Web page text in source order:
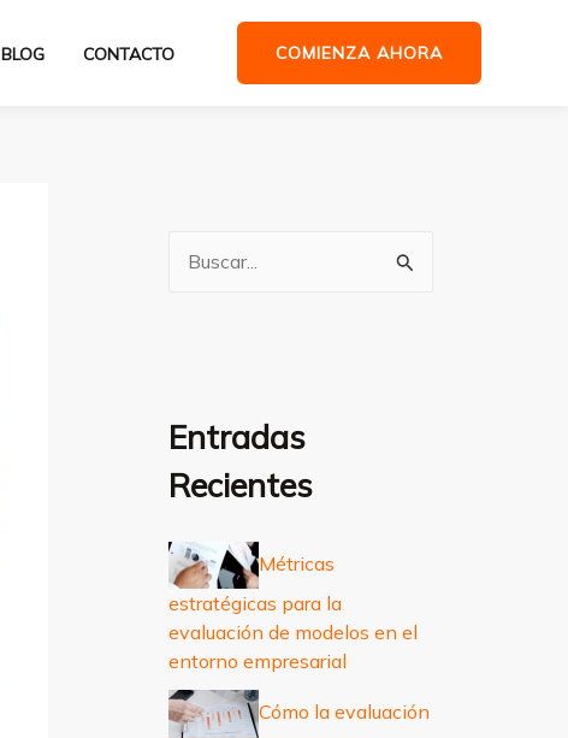
BLOG CONTACTO COMIENZA AHORA
p
r
:
Entradas
Recientes
Métricas
estratégicas para la
evaluación de modelos en el
entorno empresarial
Cómo la evaluación